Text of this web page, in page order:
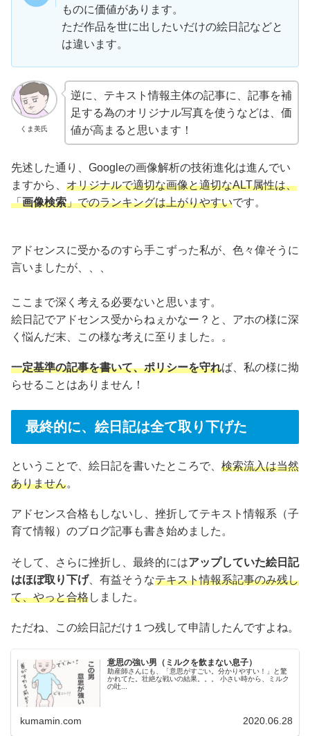
ものに価値があります。
ただ作品を世に出したいだけの絵日記などと
は違います。
くま美氏
逆に、テキスト情報主体の記事に、記事を補
足する為のオリジナル写真を使うなどは、価
値が高まると思います！
先述した通り、Googleの画像解析の技術進化は進んでい
ますから、 オリジナルで適切な画像と適切なALT属性は、
「画像検索」でのランキングは上がりやすいです。
アドセンスに受かるのすら手こずった私が、色々偉そうに
言いましたが、、、
ここまで深く考える必要ないと思います。
絵日記でアドセンス受からねぇかなー？と、アホの様に深
く悩んだ末、この様な考えに至りました。。
一定基準の記事を書いて、ポリシーを守れば、私の様に拗
らせることはありません！
最終的に、絵日記は全て取り下げた
ということで、絵日記を書いたところで、 検索流入は当然
ありません。
アドセンス合格もしないし、挫折してテキスト情報系（子
育て情報）のブログ記事も書き始めました。
そして、さらに挫折し、最終的にはアップしていた絵日記
はほぼ取り下げ、有益そうなテキスト情報系記事のみ残し
て、やっと合格しました。
ただね、この絵日記だけ１つ残して申請したんですよね。
意思の強い男（ミルクを飲まない息子）
助産師さんにも、「意思がすごい。分かりやすい！」と驚
かれてた。壮絶な戦いの結果。。。 小さい時から、ミルク
の吐...
kumamin.com 2020.06.28